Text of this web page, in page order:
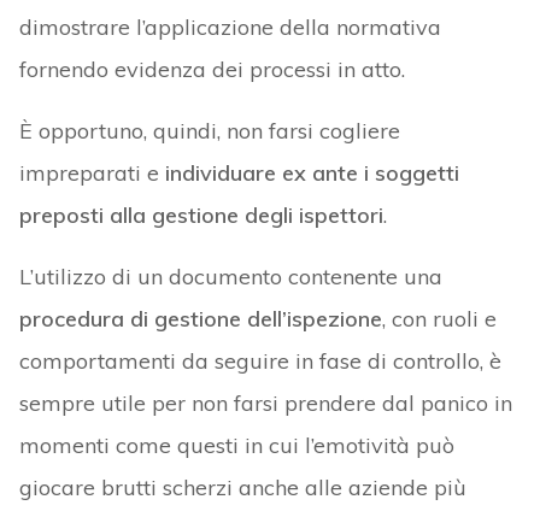
dimostrare l’applicazione della normativa
fornendo evidenza dei processi in atto.
È opportuno, quindi, non farsi cogliere
impreparati e individuare ex ante i soggetti
preposti alla gestione degli ispettori.
L’utilizzo di un documento contenente una
procedura di gestione dell’ispezione, con ruoli e
comportamenti da seguire in fase di controllo, è
sempre utile per non farsi prendere dal panico in
momenti come questi in cui l’emotività può
giocare brutti scherzi anche alle aziende più